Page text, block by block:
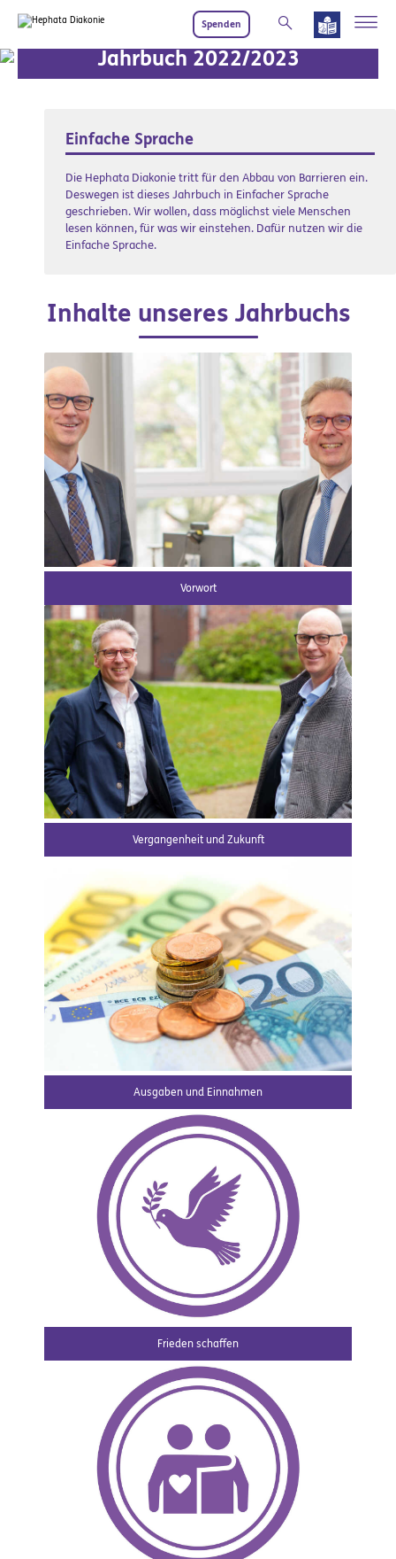
Spenden
Jahrbuch 2022/2023
Einfache Sprache
Die Hephata Diakonie tritt für den Abbau von Barrieren ein.
Deswegen ist dieses Jahrbuch in Einfacher Sprache
geschrieben. Wir wollen, dass möglichst viele Menschen
lesen können, für was wir einstehen. Dafür nutzen wir die
Einfache Sprache.
Inhalte unseres Jahrbuchs
Vorwort
Vergangenheit und Zukunft
Ausgaben und Einnahmen
Frieden schaffen